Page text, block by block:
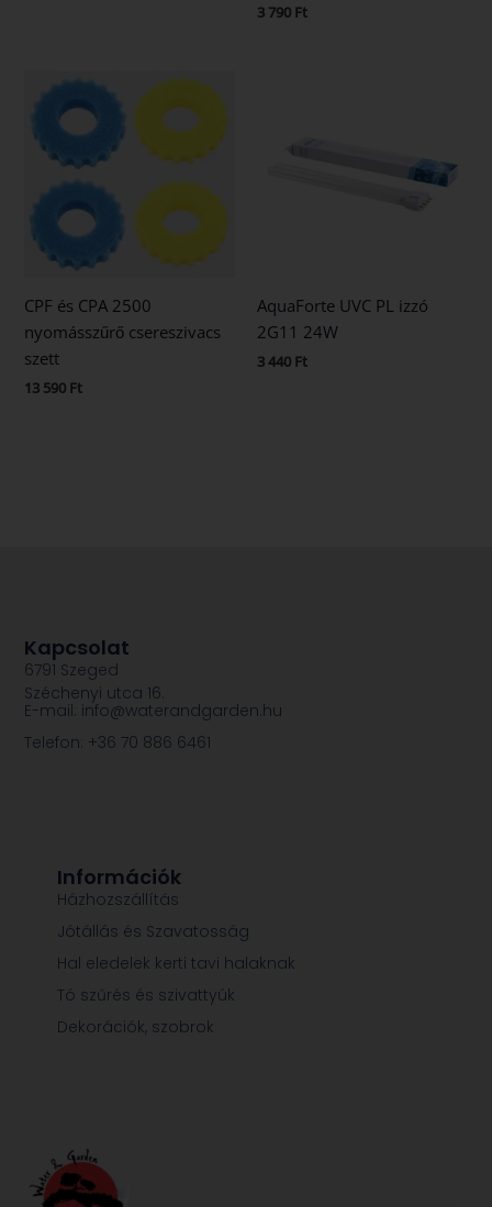
3 790 Ft
CPF és CPA 2500
nyomásszűrő csereszivacs
szett
13 590 Ft
AquaForte UVC PL izzó
2G11 24W
3 440 Ft
Információk
Házhozszállítás
Jótállás és Szavatosság
Hal eledelek kerti tavi halaknak
Tó szűrés és szivattyúk
Dekorációk, szobrok
Kapcsolat
6791 Szeged
Széchenyi utca 16.
E-mail: info@waterandgarden.hu
Telefon: +36 70 886 6461